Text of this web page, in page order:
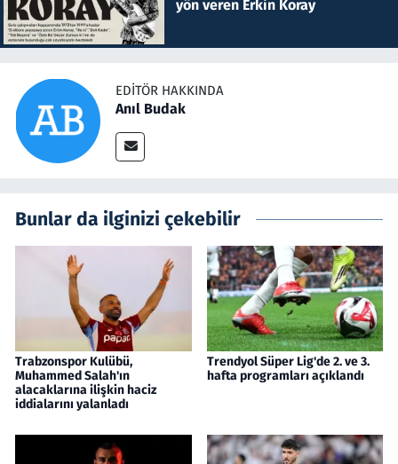
yön veren Erkin Koray
EDITÖR HAKKINDA
Anıl Budak
Bunlar da ilginizi çekebilir
Trabzonspor Kulübü,
Muhammed Salah'ın
alacaklarına ilişkin haciz
iddialarını yalanladı
Trendyol Süper Lig'de 2. ve 3.
hafta programları açıklandı